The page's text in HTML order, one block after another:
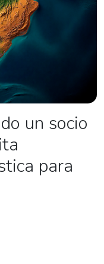
un socio
para